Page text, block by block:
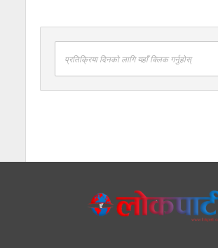
प्रतिक्रिया दिनको लागि यहाँ क्लिक गर्नुहोस्